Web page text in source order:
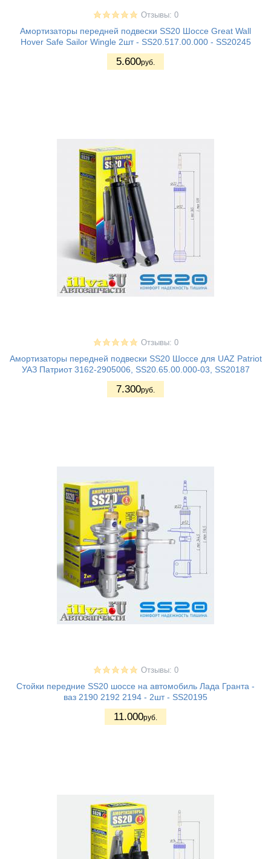
Отзывы: 0
Амортизаторы передней подвески SS20 Шоссе Great Wall
Hover Safe Sailor Wingle 2шт - SS20.517.00.000 - SS20245
5.600руб.
Отзывы: 0
Амортизаторы передней подвески SS20 Шоссе для UAZ Patriot
УАЗ Патриот 3162-2905006, SS20.65.00.000-03, SS20187
7.300руб.
Отзывы: 0
Стойки передние SS20 шоссе на автомобиль Лада Гранта -
ваз 2190 2192 2194 - 2шт - SS20195
11.000руб.